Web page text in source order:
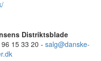
Distriktsblade
15 33 20 - salg@danske-